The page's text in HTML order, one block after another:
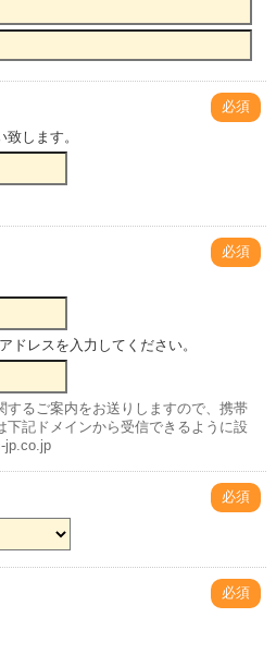
必須
します。
必須
ドレスを入力してください。
するご案内をお送りしますので、携帯
下記ドメインから受信できるように設
jp.co.jp
必須
必須